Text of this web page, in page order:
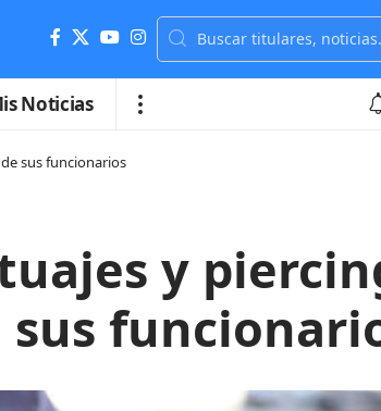
Noticias
sus funcionarios
y